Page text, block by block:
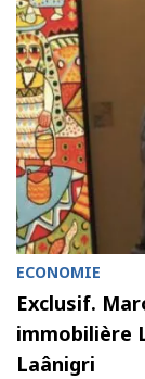
ECONOMIE
Exclusif.
immobilière
Laânigri